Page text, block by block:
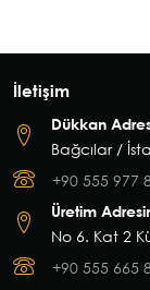
İletişim
Dükkan
Bağcılar /
+90 555 977
Üretim
No 6. Kat 2
+90 555 665